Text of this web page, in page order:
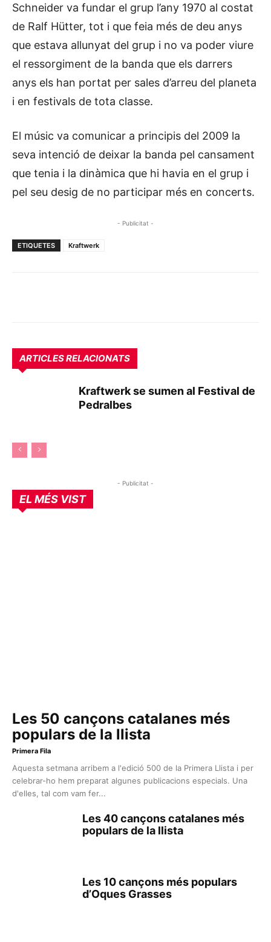
Schneider va fundar el grup l’any 1970 al costat
de Ralf Hütter, tot i que feia més de deu anys
que estava allunyat del grup i no va poder viure
el ressorgiment de la banda que els darrers
anys els han portat per sales d’arreu del planeta
i en festivals de tota classe.
El músic va comunicar a principis del 2009 la
seva intenció de deixar la banda pel cansament
que tenia i la dinàmica que hi havia en el grup i
pel seu desig de no participar més en concerts.
- Publicitat -
ETIQUETES Kraftwerk
ARTICLES RELACIONATS
Kraftwerk se sumen al Festival de
Pedralbes
- Publicitat -
EL MÉS VIST
Les 50 cançons catalanes més
populars de la llista
Primera Fila
Aquesta setmana arribem a l'edició 500 de la Primera Llista i per
celebrar-ho hem preparat algunes publicacions especials. Una
d'elles, tal com vam fer...
Les 40 cançons catalanes més
populars de la llista
Les 10 cançons més populars
d’Oques Grasses